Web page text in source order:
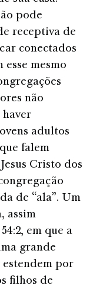
pode
receptiva de
conectados
esse mesmo
não
haver
adultos
falem
Cristo dos
de “ala”. Um
assim
em que a
grande
estendem por
filhos de